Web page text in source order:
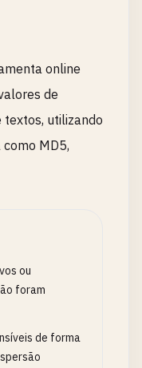
online
de
textos, utilizando
MD5,
ou
foram
de forma